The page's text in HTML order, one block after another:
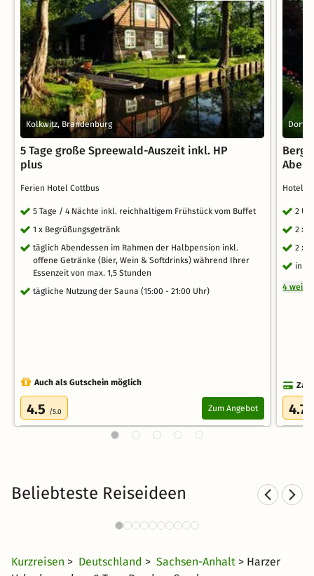
Kolkwitz, Brandenburg
5 Tage große Spreewald-Auszeit inkl. HP
plus
Ferien Hotel Cottbus
5 Tage / 4 Nächte inkl. reichhaltigem Frühstück vom Buffet
1 x Begrüßungsgetränk
täglich Abendessen im Rahmen der Halbpension inkl.
offene Getränke (Bier, Wein & Softdrinks) während Ihrer
Essenzeit von max. 1,5 Stunden
tägliche Nutzung der Sauna (15:00 - 21:00 Uhr)
Auch als Gutschein möglich
4.5 /5.0 Zum Angebot
Hotel -
2
2 x
2 x
inkl.
4
4.7
Beliebteste Reiseideen
Hotel mit Hund im Harz
5 Angebote
Kurzreisen > Deutschland > Sachsen-Anhalt > Harzer